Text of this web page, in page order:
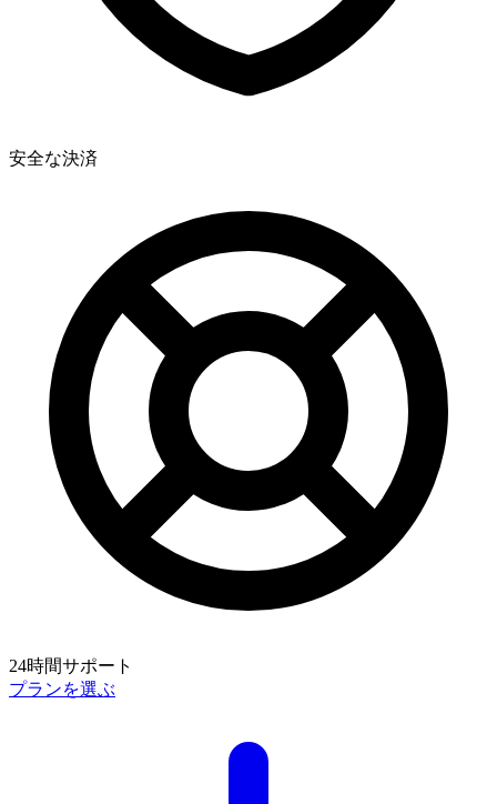
安全な決済
24時間サポート
プランを選ぶ